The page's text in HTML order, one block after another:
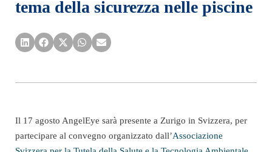
tema della sicurezza nelle piscine
Il 17 agosto AngelEye sarà presente a Zurigo in Svizzera, per
partecipare al convegno organizzato dall’Associazione